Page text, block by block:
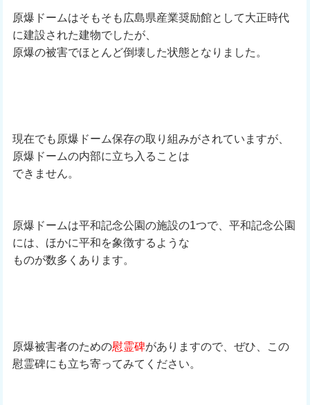
原爆ドームはそもそも広島県産業奨励館として大正時代
に建設された建物でしたが、
原爆の被害でほとんど倒壊した状態となりました。
現在でも原爆ドーム保存の取り組みがされていますが、
原爆ドームの内部に立ち入ることは
できません。
原爆ドームは平和記念公園の施設の1つで、平和記念公園
には、ほかに平和を象徴するような
ものが数多くあります。
原爆被害者のための慰霊碑がありますので、ぜひ、この
慰霊碑にも立ち寄ってみてください。